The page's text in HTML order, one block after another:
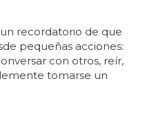
recordatorio de que
pequeñas acciones:
con otros, reír,
tomarse un